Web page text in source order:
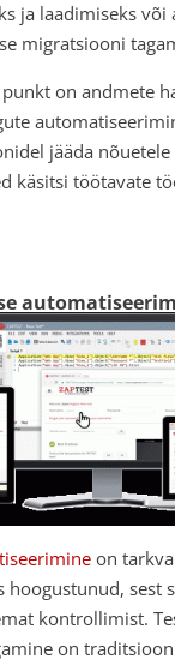
ja laadimiseks või
migratsiooni
on andmete
jääda nõuetele
käsitsi töötavate
on
hoogustunud, sest
kontrollimist.
on